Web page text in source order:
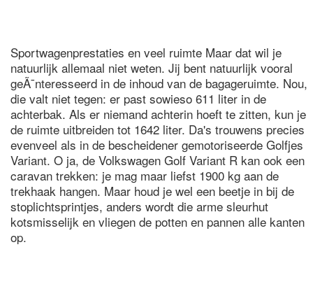
Sportwagenprestaties en veel ruimte Maar dat wil je
natuurlijk allemaal niet weten. Jij bent natuurlijk vooral
geÃ¯nteresseerd in de inhoud van de bagageruimte. Nou,
die valt niet tegen: er past sowieso 611 liter in de
achterbak. Als er niemand achterin hoeft te zitten, kun je
de ruimte uitbreiden tot 1642 liter. Da's trouwens precies
evenveel als in de bescheidener gemotoriseerde Golfjes
Variant. O ja, de Volkswagen Golf Variant R kan ook een
caravan trekken: je mag maar liefst 1900 kg aan de
trekhaak hangen. Maar houd je wel een beetje in bij de
stoplichtsprintjes, anders wordt die arme sleurhut
kotsmisselijk en vliegen de potten en pannen alle kanten
op.